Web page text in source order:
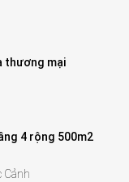
thương mại
4 rộng 500m2
Cảnh